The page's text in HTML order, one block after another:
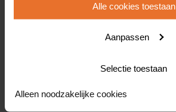
Alle cookies toestaan
Aanpassen
Selectie toestaan
Alleen noodzakelijke cookies